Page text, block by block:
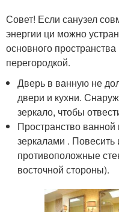
Совет! Если санузел
энергии ци можно
основного
перегородкой.
Дверь в ванную не
двери и кухни.
зеркало, чтобы
Пространство
зеркалами .
противоположные
восточной стороны).